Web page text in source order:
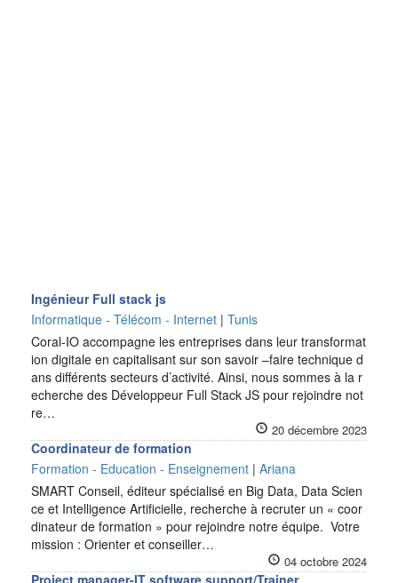
Ingénieur Full stack js
Informatique - Télécom - Internet | Tunis
Coral-IO accompagne les entreprises dans leur transformat
ion digitale en capitalisant sur son savoir –faire technique d
ans différents secteurs d’activité. Ainsi, nous sommes à la r
echerche des Développeur Full Stack JS pour rejoindre not
re…
20 décembre 2023
Coordinateur de formation
Formation - Education - Enseignement | Ariana
SMART Conseil, éditeur spécialisé en Big Data, Data Scien
ce et Intelligence Artificielle, recherche à recruter un « coor
dinateur de formation » pour rejoindre notre équipe. Votre
mission : Orienter et conseiller…
04 octobre 2024
Project manager-IT software support/Trainer